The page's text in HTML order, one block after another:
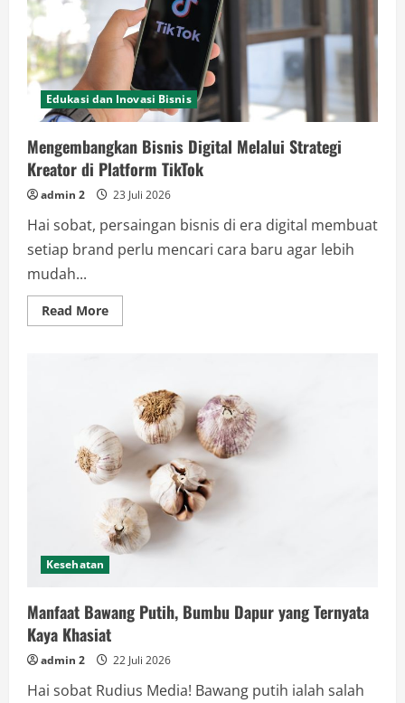
Edukasi dan Inovasi Bisnis
Mengembangkan Bisnis Digital Melalui Strategi
Kreator di Platform TikTok
admin 2 23 Juli 2026
Hai sobat, persaingan bisnis di era digital membuat
setiap brand perlu mencari cara baru agar lebih
mudah...
Read MoreRead
more
Strategi
Kreator
Platform
TikTok
Kesehatan
Manfaat Bawang Putih, Bumbu Dapur yang Ternyata
Kaya Khasiat
admin 2 22 Juli 2026
Hai sobat Rudius Media! Bawang putih ialah salah